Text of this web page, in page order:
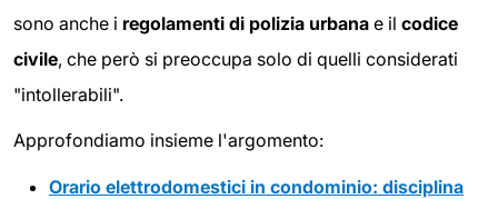
sono anche i regolamenti di polizia urbana e il codice
civile, che però si preoccupa solo di quelli considerati
"intollerabili".
Approfondiamo insieme l'argomento:
Orario elettrodomestici in condominio: disciplina